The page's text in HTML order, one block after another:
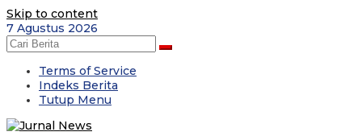
Skip to content
7 Agustus 2026
Terms of Service
Indeks Berita
Tutup Menu